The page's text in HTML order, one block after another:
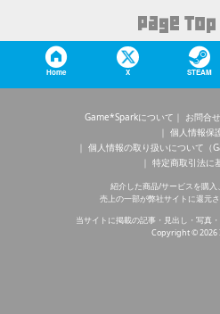
Home X STEAM
Game*Sparkについて お問合せ
個人情報保
個人情報の取り扱いについて（
特定商取引法に
紹介した商品/サービスを購入
売上の一部が弊社サイトに還元
当サイトに掲載の記事・見出し・写真
Copyright © 2026